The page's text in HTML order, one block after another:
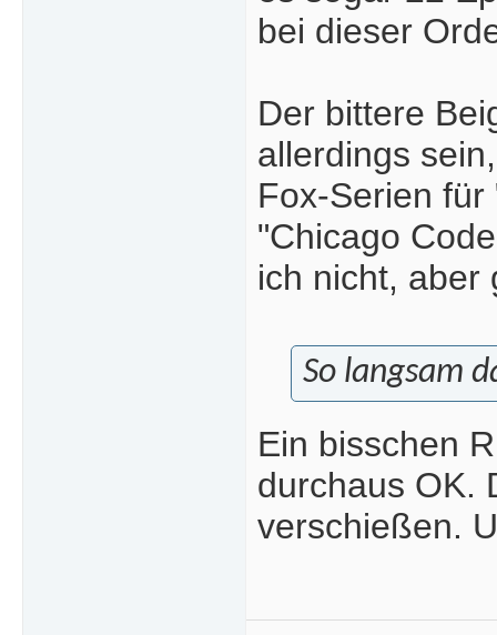
bei dieser
Der bittere
allerdings
Fox-Serien
"Chicago
ich nicht, aber
So langsam
Ein bisschen
durchaus OK.
verschießen.